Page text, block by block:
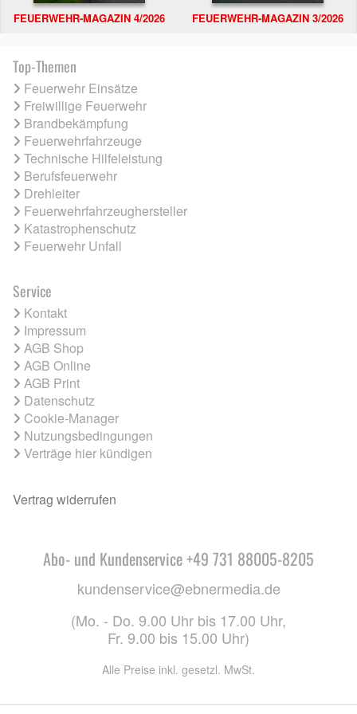
FEUERWEHR-MAGAZIN 4/2026 FEUERWEHR-MAGAZIN 3/2026
Top-Themen
Feuerwehr Einsätze
Freiwillige Feuerwehr
Brandbekämpfung
Feuerwehrfahrzeuge
Technische Hilfeleistung
Berufsfeuerwehr
Drehleiter
Feuerwehrfahrzeughersteller
Katastrophenschutz
Feuerwehr Unfall
Service
Kontakt
Impressum
AGB Shop
AGB Online
AGB Print
Datenschutz
Cookie-Manager
Nutzungsbedingungen
Verträge hier kündigen
Vertrag widerrufen
Abo- und Kundenservice +49 731 88005-8205
kundenservice@ebnermedia.de
(Mo. - Do. 9.00 Uhr bis 17.00 Uhr,
Fr. 9.00 bis 15.00 Uhr)
Alle Preise inkl. gesetzl. MwSt.